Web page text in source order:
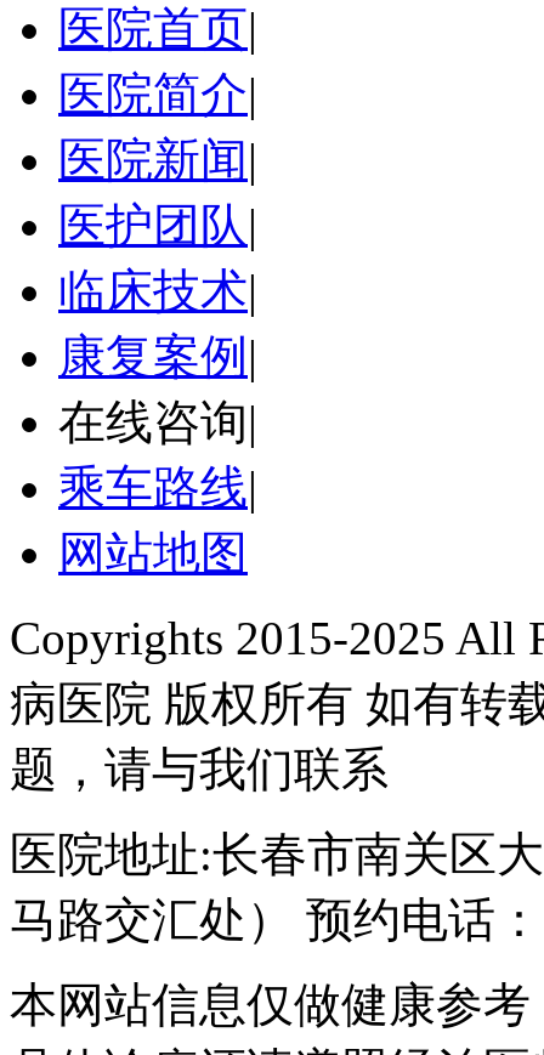
医院首页|
医院简介|
医院新闻|
医护团队|
临床技术|
康复案例 |
在线咨询|
乘车路线|
网站地图
Copyrights 2015-2025 All
病医院 版权所有 如有转
题，请与我们联系
医院地址:长春市南关区
马路交汇处） 预约电话
本网站信息仅做健康参